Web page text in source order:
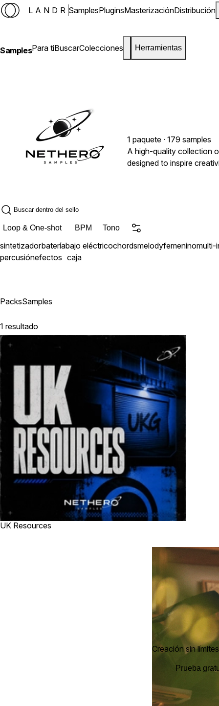
LANDR SamplesPluginsMasterizaciónDistribución
SamplesPara tiBuscarColecciones Herramientas
1 paquete · 179 samples
A high-quality collection
designed to inspire
Loop & One-shot BPM Tono
sintetizadorbateríabajo eléctricochordsmelodyfemeninomulti-
percusiónefectos caja
PacksSamples
1 resultado
UK Resources
Creación sin
Prueba